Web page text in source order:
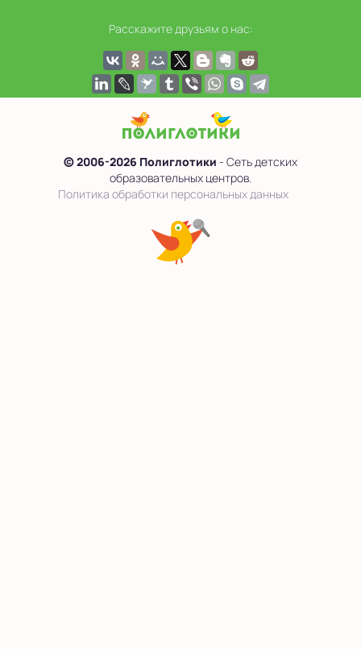
Расскажите друзьям о нас:
© 2006-2026 Полиглотики - Сеть детских
образовательных центров.
Политика обработки персональных данных